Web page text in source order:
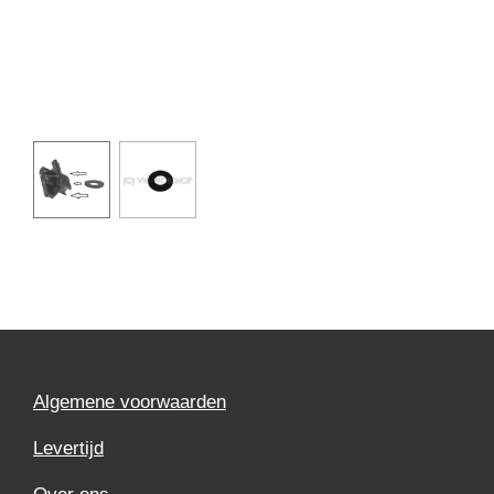
Algemene voorwaarden
Levertijd